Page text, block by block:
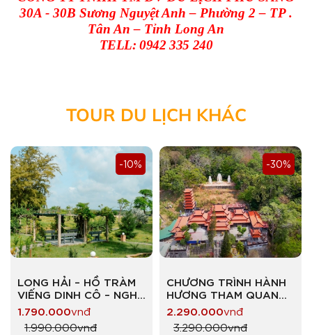
30A - 30B Sương Nguyệt Anh – Phường 2 – TP .
Tân An – Tỉnh Long An
TELL: 0942 335 240
TOUR DU LỊCH KHÁC
LONG HẢI – HỒ TRÀM
VIẾNG DINH CÔ – NGHỈ
DƯỠNG RESORT LÀNG
CHÀI
1.790.000vnđ
1.990.000vnđ
-10%
CHƯƠNG TRÌNH HÀNH
HƯƠNG THAM QUAN
ĐÀ LẠT MỘNG MƠ
2.290.000vnđ
3.290.000vnđ
-30%